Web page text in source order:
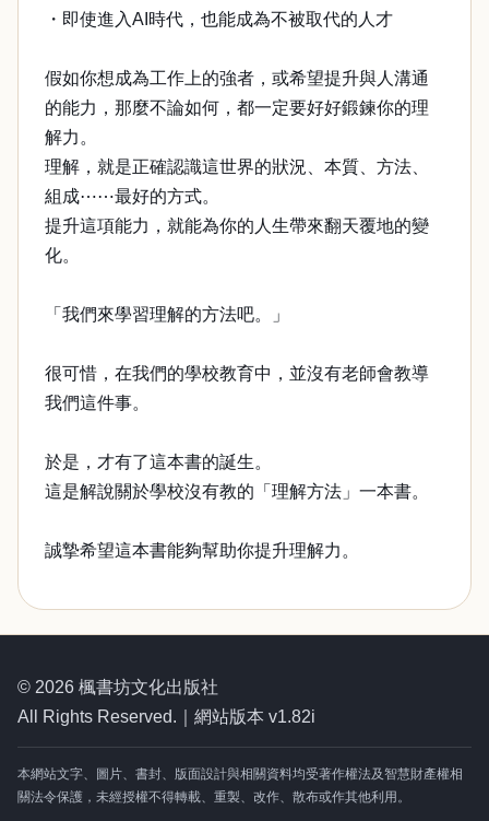
・即使進入AI時代，也能成為不被取代的人才
假如你想成為工作上的強者，或希望提升與人溝通
的能力，那麼不論如何，都一定要好好鍛鍊你的理
解力。
理解，就是正確認識這世界的狀況、本質、方法、
組成⋯⋯最好的方式。
提升這項能力，就能為你的人生帶來翻天覆地的變
化。
「我們來學習理解的方法吧。」
很可惜，在我們的學校教育中，並沒有老師會教導
我們這件事。
於是，才有了這本書的誕生。
這是解說關於學校沒有教的「理解方法」一本書。
誠摯希望這本書能夠幫助你提升理解力。
© 2026 楓書坊文化出版社
All Rights Reserved.｜網站版本 v1.82i
本網站文字、圖片、書封、版面設計與相關資料均受著作權法及智慧財產權相
關法令保護，未經授權不得轉載、重製、改作、散布或作其他利用。